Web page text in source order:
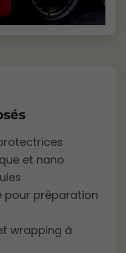
et nano
pour préparation
wrapping à